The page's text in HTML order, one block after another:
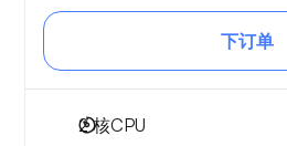
下订单
2核CPU